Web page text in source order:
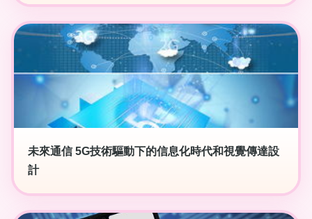
未來通信 5G技術驅動下的信息化時代和視覺傳達設
計